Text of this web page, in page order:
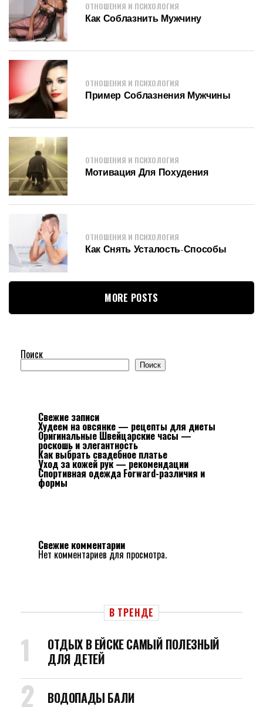
ОТНОШЕНИЯ И ПСИХОЛОГИЯ
Как Соблазнить Мужчину
ОТНОШЕНИЯ И ПСИХОЛОГИЯ
Пример Соблазнения Мужчины
ОТНОШЕНИЯ И ПСИХОЛОГИЯ
Мотивация Для Похудения
ОТНОШЕНИЯ И ПСИХОЛОГИЯ
Как Снять Усталость-Способы
MORE POSTS
Поиск
Поиск
Свежие записи
Худеем на овсянке — рецепты для диеты
Оригинальные Швейцарские часы —
роскошь и элегантность
Как выбрать свадебное платье
Уход за кожей рук — рекомендации
Спортивная одежда Forward-различия и
формы
Свежие комментарии
Нет комментариев для просмотра.
В ТРЕНДЕ
ОТДЫХ В ЕЙСКЕ САМЫЙ ПОЛЕЗНЫЙ
ДЛЯ ДЕТЕЙ
ВОДОПАДЫ БАЛИ